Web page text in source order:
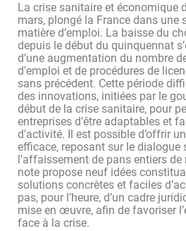
La crise sanitaire et économique
mars, plongé la France dans une
matière d’emploi. La baisse du
depuis le début du quinquennat
d’une augmentation du nombre
d'emploi et de procédures de
sans précédent. Cette période
des innovations, initiées par le
début de la crise sanitaire, pour
entreprises d’être adaptables et
d’activité. Il est possible d’offrir
efficace, reposant sur le dialogue
l’affaissement de pans entiers
note propose neuf idées
solutions concrètes et faciles
pas, pour l’heure, d’un cadre
mise en œuvre, afin de favoriser
face à la crise.